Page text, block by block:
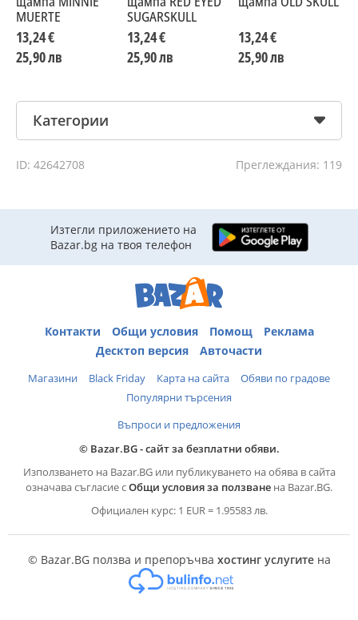
MUERTE
13,24 €
25,90 лв
SUGARSKULL
13,24 €
25,90 лв
13,24 €
25,90 лв
Категории
ID: 42642708 Преглеждания: 119
Изтегли приложението на
Bazar.bg на твоя телефон
Контакти Общи условия Помощ
Реклама
Десктоп версия
Авточасти
Магазини Black Friday Карта на сайта
Обяви по градове
Популярни търсения
Въпроси и предложения
© Bazar.BG - сайт за безплатни обяви.
Използването на Bazar.BG или публикуването на обява в сайта
означава съгласие сОбщи условия за ползване на Bazar.BG.
Официален курс: 1 EUR = 1.95583 лв.
© Bazar.BG ползва и препоръчва хостинг услугитена